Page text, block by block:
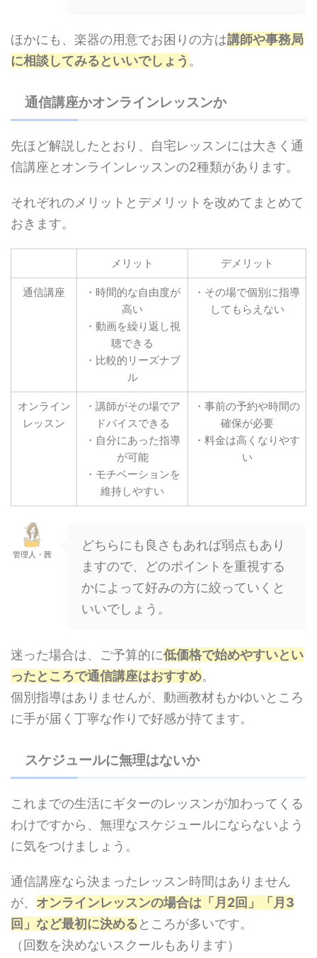
ほかにも、楽器の用意でお困りの方は講師や事務局
に相談してみるといいでしょう 。
通信講座かオンラインレッスンか
先ほど解説したとおり、自宅レッスンには大きく通
信講座とオンラインレッスンの2種類があります。
それぞれのメリットとデメリットを改めてまとめて
おきます。
メリット デメリット
通信講座
・時間的な自由度が
高い
・動画を繰り返し視
聴できる
・比較的リーズナブ
ル
・その場で個別に指導
してもらえない
オンライン
レッスン
・講師がその場でア
ドバイスできる
・自分にあった指導
が可能
・モチベーションを
維持しやすい
・事前の予約や時間の
確保が必要
・料金は高くなりやす
い
管理人・茜
どちらにも良さもあれば弱点もあり
ますので、どのポイントを重視する
かによって好みの方に絞っていくと
いいでしょう。
迷った場合は、ご予算的に低価格で始めやすいとい
ったところで通信講座はおすすめ。
個別指導はありませんが、動画教材もかゆいところ
に手が届く丁寧な作りで好感が持てます。
スケジュールに無理はないか
これまでの生活にギターのレッスンが加わってくる
わけですから、無理なスケジュールにならないよう
に気をつけましょう。
通信講座なら決まったレッスン時間はありません
が、 オンラインレッスンの場合は「月2回」「月3
回」など最初に決めるところが多いです。
（回数を決めないスクールもあります）